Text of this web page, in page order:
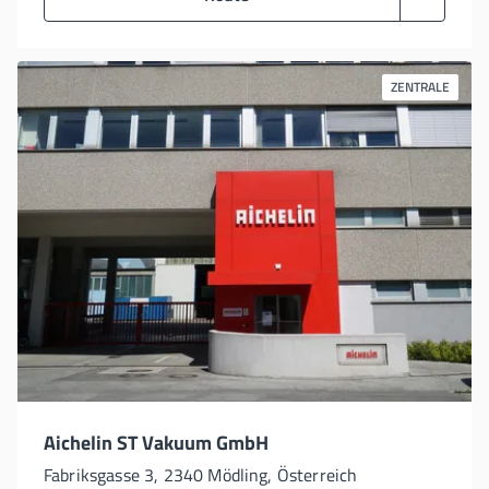
ZENTRALE
Aichelin ST Vakuum GmbH
Fabriksgasse 3, 2340 Mödling, Österreich